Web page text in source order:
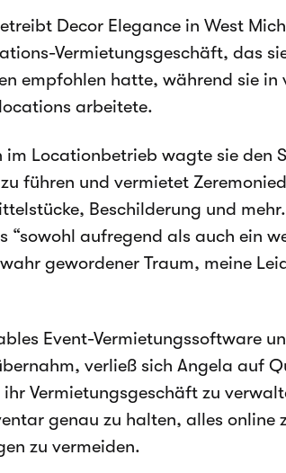
Decor Elegance in West
Vermietungsgeschäft, das
empfohlen hatte, während sie in
arbeitete.
im Locationbetrieb wagte sie den
führen und vermietet
Beschilderung und
“sowohl aufregend als auch ein
gewordener Traum, meine
Event-Vermietungssoftware
verließ sich Angela auf
Vermietungsgeschäft zu
genau zu halten, alles online
zu vermeiden.